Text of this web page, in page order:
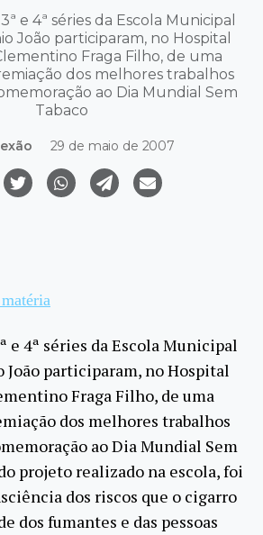
e 4ª séries da Escola Municipal
João participaram, no Hospital
Fraga Filho, de uma
dos melhores trabalhos
ao Dia Mundial Sem
Tabaco
29 de maio de 2007
e 4ª séries da Escola Municipal
participaram, no Hospital
Fraga Filho, de uma
dos melhores trabalhos
ao Dia Mundial Sem
projeto realizado na escola, foi
dos riscos que o cigarro
dos fumantes e das pessoas